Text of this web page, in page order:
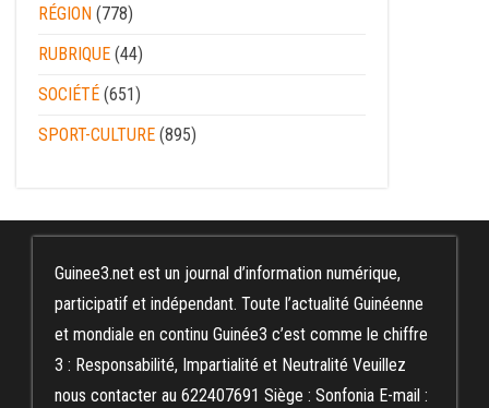
RÉGION (778)
RUBRIQUE (44)
SOCIÉTÉ (651)
SPORT-CULTURE (895)
Guinee3.net est un journal d’information numérique,
participatif et indépendant. Toute l’actualité Guinéenne
et mondiale en continu Guinée3 c’est comme le chiffre
3 : Responsabilité, Impartialité et Neutralité Veuillez
nous contacter au 622407691 Siège : Sonfonia E-mail :